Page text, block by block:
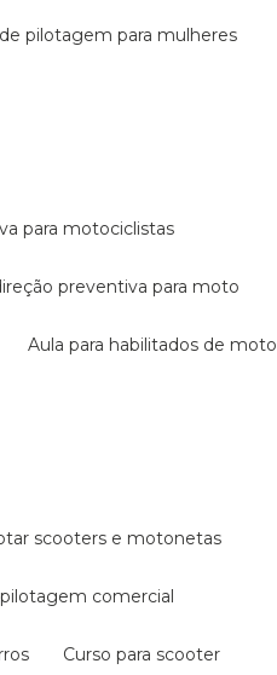
pilotagem para mulheres
para motociclistas
preventiva para moto
aula para habilitados de moto
scooters e motonetas
pilotagem comercial
curso para scooter